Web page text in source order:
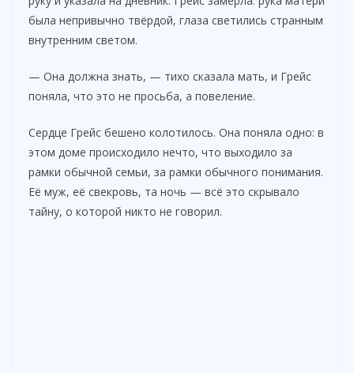
была непривычно твёрдой, глаза светились странным
внутренним светом.
— Она должна знать, — тихо сказала мать, и Грейс
поняла, что это не просьба, а повеление.
Сердце Грейс бешено колотилось. Она поняла одно: в
этом доме происходило нечто, что выходило за
рамки обычной семьи, за рамки обычного понимания.
Её муж, её свекровь, та ночь — всё это скрывало
тайну, о которой никто не говорил.